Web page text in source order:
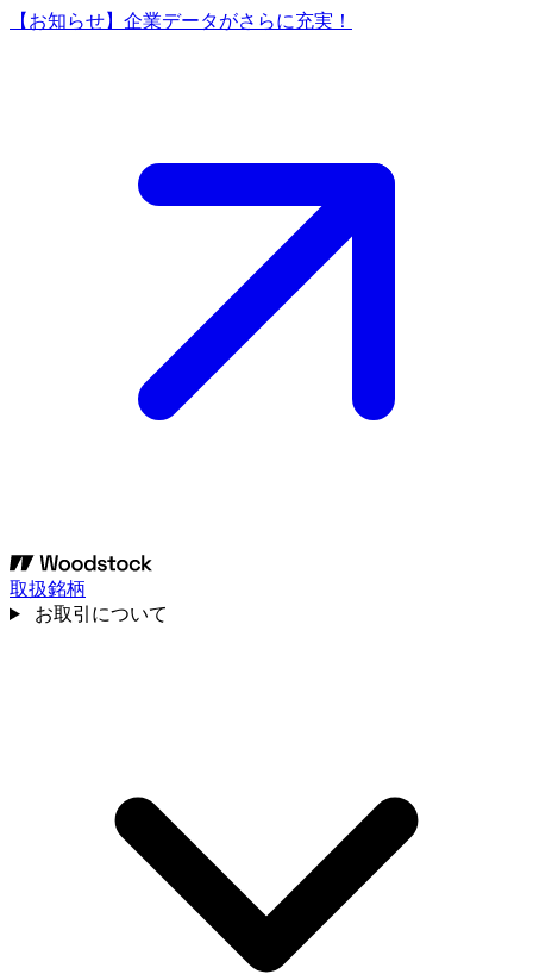
【お知らせ】企業データがさらに充実！
取扱銘柄
お取引について